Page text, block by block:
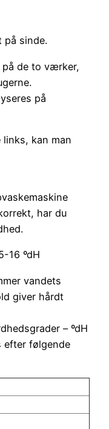
på sinde.
de to værker,
på
links, kan man
har du
16 ºdH
vandets
giver hårdt
– ºdH
efter følgende